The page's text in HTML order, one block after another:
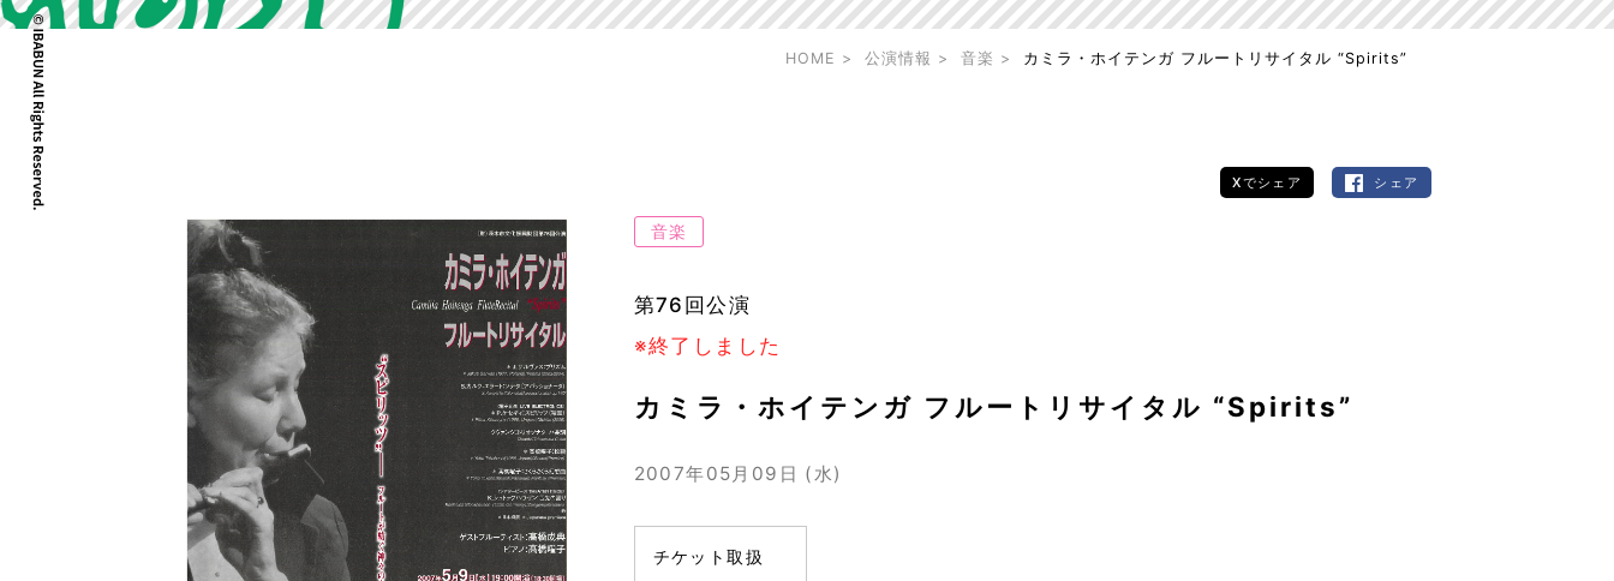
HOME 公演情報 音楽 カミラ・ホイテンガ フルートリサイタル “Spirits”
Xでシェア シェア
音楽
第76回公演
※終了しました
カミラ・ホイテンガ フルートリサイタル “Spirits”
2007年05月09日 (水)
チケット取扱